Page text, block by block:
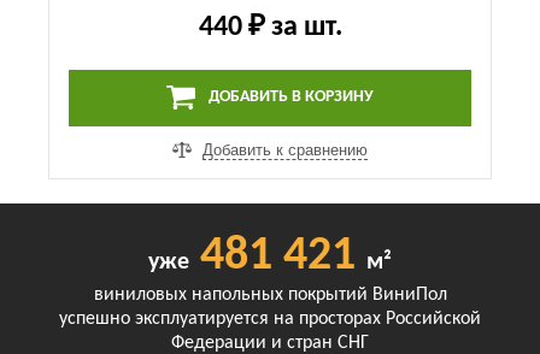
440 ₽за шт.
ДОБАВИТЬ В КОРЗИНУ
Добавить к сравнению
уже 481 421 м²
виниловых напольных покрытий ВиниПол
успешно эксплуатируется на просторах Российской
Федерации и стран СНГ